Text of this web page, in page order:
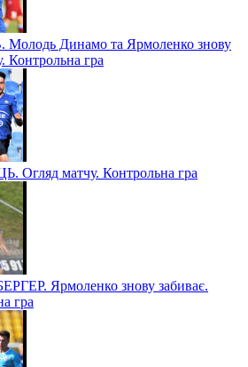
Динамо та Ярмоленко знову
Контрольна гра
матчу. Контрольна гра
Ярмоленко знову забиває.
гра